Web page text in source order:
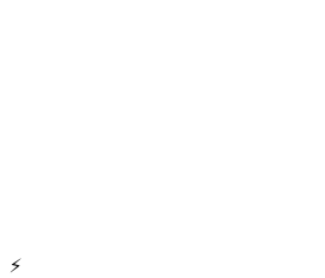
⚡